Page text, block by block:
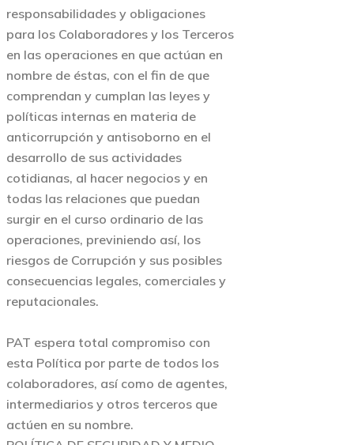
responsabilidades y obligaciones
para los Colaboradores y los Terceros
en las operaciones en que actúan en
nombre de éstas, con el fin de que
comprendan y cumplan las leyes y
políticas internas en materia de
anticorrupción y antisoborno en el
desarrollo de sus actividades
cotidianas, al hacer negocios y en
todas las relaciones que puedan
surgir en el curso ordinario de las
operaciones, previniendo así, los
riesgos de Corrupción y sus posibles
consecuencias legales, comerciales y
reputacionales.
PAT espera total compromiso con
esta Política por parte de todos los
colaboradores, así como de agentes,
intermediarios y otros terceros que
actúen en su nombre.